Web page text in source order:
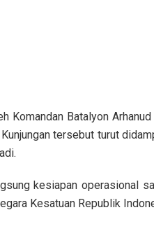
Komandan Batalyon
tersebut turut
.
kesiapan operasional
Kesatuan Republik